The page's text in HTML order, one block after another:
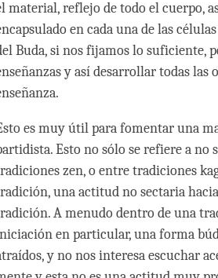
material, reflejo de todo el cuerpo,
en cada una de las
Buda, si nos fijamos lo suficiente,
y así desarrollar todas las
es muy útil para fomentar una
Esto no sólo se refiere a
zen, o entre tradiciones
una actitud no sectaria
A menudo dentro de una
en particular, una forma
y no nos interesa escuchar